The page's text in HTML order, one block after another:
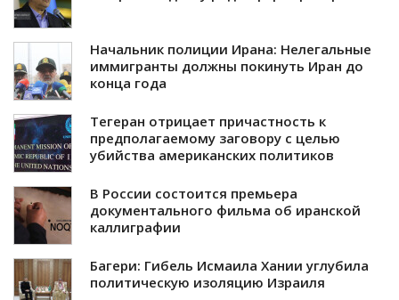
Начальник полиции Ирана: Нелегальные
иммигранты должны покинуть Иран до
конца года
Тегеран отрицает причастность к
предполагаемому заговору с целью
убийства американских политиков
В России состоится премьера
документального фильма об иранской
каллиграфии
Багери: Гибель Исмаила Хании углубила
политическую изоляцию Израиля